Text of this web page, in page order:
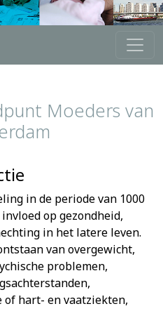
Moeders van
in de periode van 1000
op gezondheid,
in het latere leven.
van overgewicht,
problemen,
hart- en vaatziekten,